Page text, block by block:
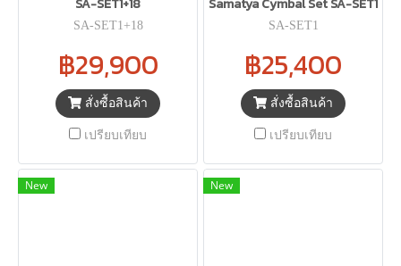
SA-SET1+18
SA-SET1+18
฿29,900
สั่งซื้อสินค้า
เปรียบเทียบ
Samatya Cymbal Set SA-SET1
SA-SET1
฿25,400
สั่งซื้อสินค้า
เปรียบเทียบ
New New